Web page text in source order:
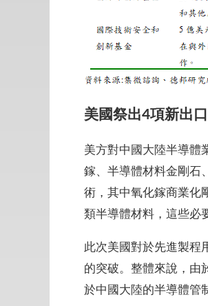
美國祭出4項新出
美方對中國大陸半導體
鎵、半導體材料金剛石
術，其中氧化鎵商業化
類半導體材料，這些必
此次美國對於先進製程
的突破。整體來說，由
於中國大陸的半導體管